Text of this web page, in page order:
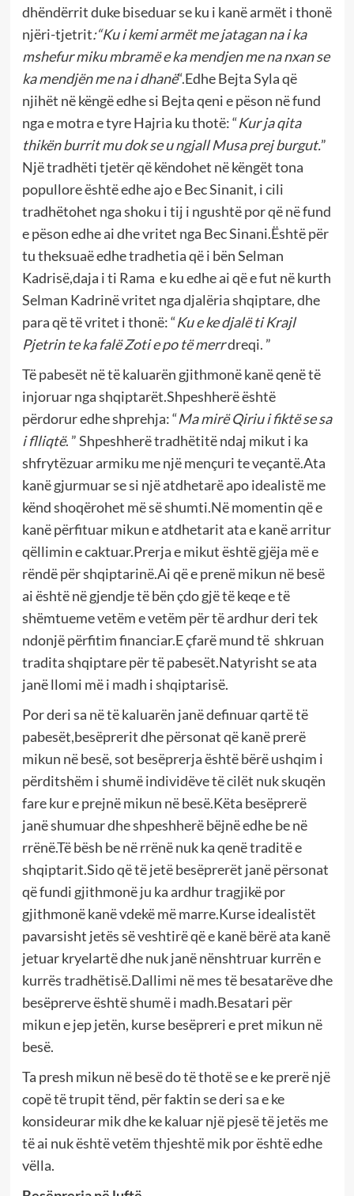
dhëndërrit duke biseduar se ku i kanë armët i thonë
njëri-tjetrit:“Ku i kemi armët me jatagan na i ka
mshefur miku mbramë e ka mendjen me na nxan se
ka mendjën me na i dhanë“.Edhe Bejta Syla që
njihët në këngë edhe si Bejta qeni e pëson në fund
nga e motra e tyre Hajria ku thotë: “Kur ja qita
thikën burrit mu dok se u ngjall Musa prej burgut.”
Një tradhëti tjetër që këndohet në këngët tona
popullore është edhe ajo e Bec Sinanit, i cili
tradhëtohet nga shoku i tij i ngushtë por që në fund
e pëson edhe ai dhe vritet nga Bec Sinani.Është për
tu theksuaë edhe tradhetia që i bën Selman
Kadrisë,daja i ti Rama e ku edhe ai që e fut në kurth
Selman Kadrinë vritet nga djalëria shqiptare, dhe
para që të vritet i thonë: “Ku e ke djalë ti Krajl
Pjetrin te ka falë Zoti e po të merrdreqi. ”
Të pabesët në të kaluarën gjithmonë kanë qenë të
injoruar nga shqiptarët.Shpeshherë është
përdorur edhe shprehja: “Ma mirë Qiriu i fiktë se sa
i flliqtë. ” Shpeshherë tradhëtitë ndaj mikut i ka
shfrytëzuar armiku me një mençuri te veçantë.Ata
kanë gjurmuar se si një atdhetarë apo idealistë me
kënd shoqërohet më së shumti.Në momentin që e
kanë përfituar mikun e atdhetarit ata e kanë arritur
qëllimin e caktuar.Prerja e mikut është gjëja më e
rëndë për shqiptarinë.Ai që e prenë mikun në besë
ai është në gjendje të bën çdo gjë të keqe e të
shëmtueme vetëm e vetëm për të ardhur deri tek
ndonjë përfitim financiar.E çfarë mund të shkruan
tradita shqiptare për të pabesët.Natyrisht se ata
janë llomi më i madh i shqiptarisë.
Por deri sa në të kaluarën janë definuar qartë të
pabesët,besëprerit dhe përsonat që kanë prerë
mikun në besë, sot besëprerja është bërë ushqim i
përditshëm i shumë individëve të cilët nuk skuqën
fare kur e prejnë mikun në besë.Këta besëprerë
janë shumuar dhe shpeshherë bëjnë edhe be në
rrënë.Të bësh be në rrënë nuk ka qenë traditë e
shqiptarit.Sido që të jetë besëprerët janë përsonat
që fundi gjithmonë ju ka ardhur tragjikë por
gjithmonë kanë vdekë më marre.Kurse idealistët
pavarsisht jetës së veshtirë që e kanë bërë ata kanë
jetuar kryelartë dhe nuk janë nënshtruar kurrën e
kurrës tradhëtisë.Dallimi në mes të besatarëve dhe
besëprerve është shumë i madh.Besatari për
mikun e jep jetën, kurse besëpreri e pret mikun në
besë.
Ta presh mikun në besë do të thotë se e ke prerë një
copë të trupit tënd, për faktin se deri sa e ke
konsideurar mik dhe ke kaluar një pjesë të jetës me
të ai nuk është vetëm thjeshtë mik por është edhe
vëlla.